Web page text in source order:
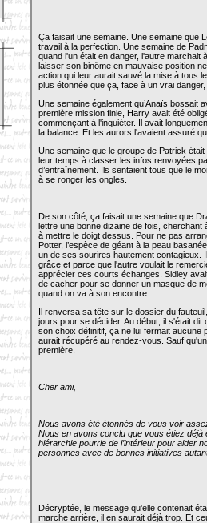
Ça faisait une semaine. Une semaine que
travail à la perfection. Une semaine de
quand l'un était en danger, l'autre marchait
laisser son binôme en mauvaise position
action qui leur aurait sauvé la mise à tous
plus étonnée que ça, face à un vrai
Une semaine également qu’Anaïs bossait
première mission finie, Harry avait été
commençant à l'inquiéter. Il avait
la balance. Et les aurors l'avaient assuré
Une semaine que le groupe de Patrick
leur temps à classer les infos renvoyées
d’entraînement. Ils sentaient tous que le
à se ronger les ongles.
De son côté, ça faisait une semaine que
lettre une bonne dizaine de fois,
à mettre le doigt dessus. Pour ne pas
Potter, l’espèce de géant à la peau
un de ses sourires hautement contagieux.
grâce et parce que l'autre voulait le
apprécier ces courts échanges. Sidley
de cacher pour se donner un masque de
quand on va à son encontre.
Il renversa sa tête sur le dossier du
jours pour se décider. Au début, il s'était
son choix définitif, ça ne lui fermait aucune
aurait récupéré au rendez-vous. Sauf
première.
Cher ami,
Nous avons été étonnés de vous voir
Nous en avons conclu que vous étiez
hiérarchie pourrie de l’intérieur pour aider
personnes avec de bonnes initiatives
Décryptée, le message qu'elle contenait
marche arrière, il en saurait déjà trop. Et